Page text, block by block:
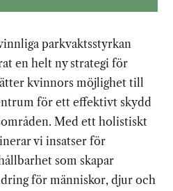
parkvaktsstyrkan
en helt ny strategi för
kvinnors möjlighet till
för ett effektivt skydd
Med ett holistiskt
vi insatser för
som skapar
för människor, djur och